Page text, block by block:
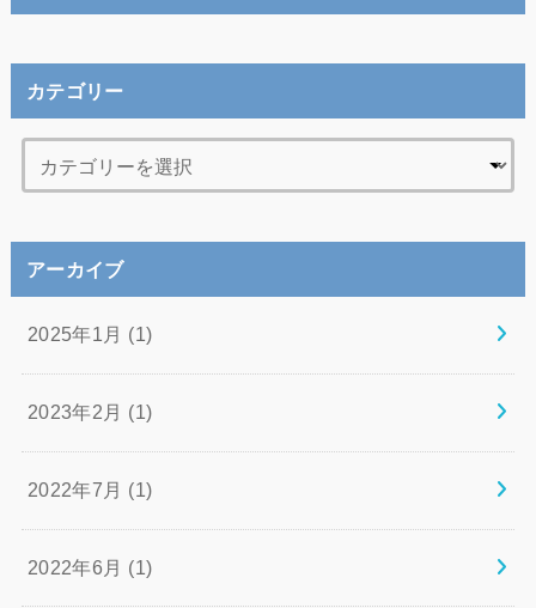
カテゴリー
アーカイブ
2025年1月 (1)
2023年2月 (1)
2022年7月 (1)
2022年6月 (1)